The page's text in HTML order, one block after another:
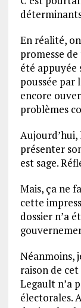
En réalité,
promesse
été appuyée
poussée par
encore
problèmes
Aujourd’hui,
présenter
est sage.
Mais, ça ne
cette
dossier n’a
Néanmoins,
raison de
Legault n’a
électorales.